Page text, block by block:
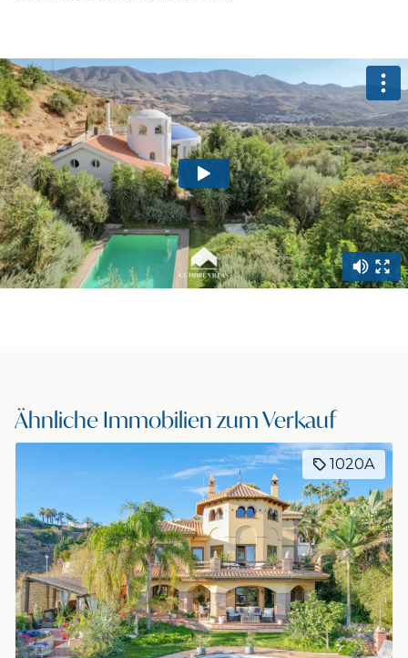
property.video-promo-title
Ähnliche Immobilien zum Verkauf
Exklusiv 2197B